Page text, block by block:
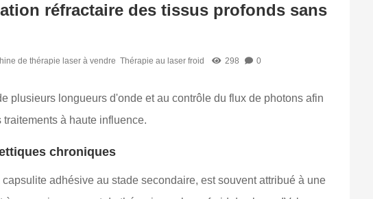
réfractaire des tissus profonds sans
de thérapie laser à vendre Thérapie au laser froid 298 0
plusieurs longueurs d'onde et au contrôle du flux de photons afin
à haute influence.
chroniques
adhésive au stade secondaire, est souvent attribué à une